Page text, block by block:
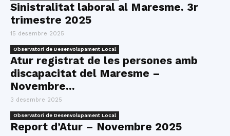
Sinistralitat laboral al Maresme. 3r
trimestre 2025
15 desembre 2025
Observatori de Desenvolupament Local
Atur registrat de les persones amb
discapacitat del Maresme –
Novembre...
3 desembre 2025
Observatori de Desenvolupament Local
Report d’Atur – Novembre 2025